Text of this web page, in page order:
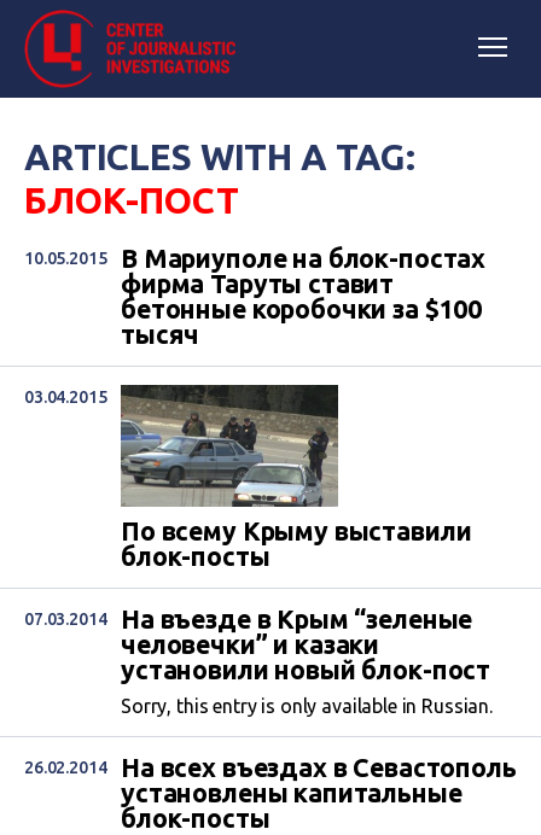
ARTICLES WITH A TAG:
БЛОК-ПОСТ
10.05.2015
В Мариуполе на блок-постах
фирма Таруты ставит
бетонные коробочки за $100
тысяч
03.04.2015
По всему Крыму выставили
блок-посты
07.03.2014
На въезде в Крым “зеленые
человечки” и казаки
установили новый блок-пост
Sorry, this entry is only available in Russian.
26.02.2014
На всех въездах в Севастополь
установлены капитальные
блок-посты